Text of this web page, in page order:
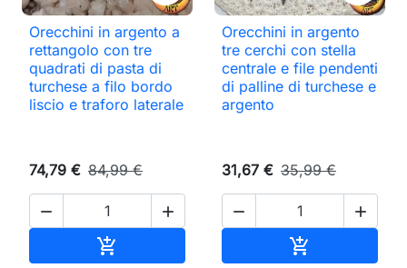
Orecchini in argento a
rettangolo con tre
quadrati di pasta di
turchese a filo bordo
liscio e traforo laterale
74,79 € 84,99 €
 

Orecchini in argento
tre cerchi con stella
centrale e file pendenti
di palline di turchese e
argento
31,67 € 35,99 €
 
